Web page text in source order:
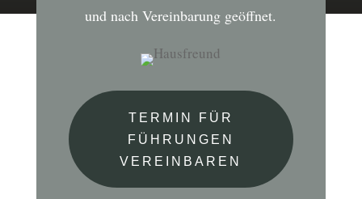
und nach Vereinbarung geöffnet.
TERMIN FÜR
FÜHRUNGEN
VEREINBAREN